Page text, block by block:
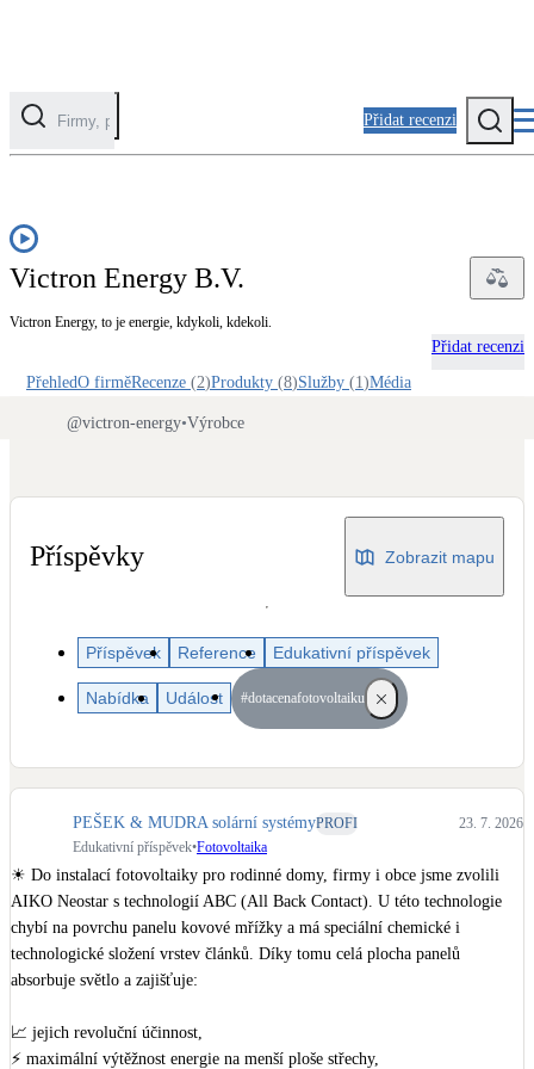
Přidat recenzi
Solární ohřev vody
Zateplení
Na přípravu teplé vody i přitápění
Klimatizace
Teplovzdušné vytápění
Okna / dveře
Balkonové sestavy
Victron Energy B.V.
Victron Energy, to je energie, kdykoli, kdekoli.
Přidat recenzi
PřehledO firměRecenze (2)Produkty (8)Služby (1)Média
@victron-energy•Výrobce
Příspěvky Zobrazit mapu
Příspěvek Reference Edukativní příspěvek
Nabídka Událost #dotacenafotovoltaiku
PEŠEK & MUDRA solární systémyPROFI
23. 7. 2026
Edukativní příspěvek•Fotovoltaika
☀ Do instalací fotovoltaiky pro rodinné domy, firmy i obce jsme zvolili
AIKO Neostar s technologií ABC (All Back Contact). U této technologie
chybí na povrchu panelu kovové mřížky a má speciální chemické i
technologické složení vrstev článků. Díky tomu celá plocha panelů
absorbuje světlo a zajišťuje:
📈 jejich revoluční účinnost,
⚡ maximální výtěžnost energie na menší ploše střechy,